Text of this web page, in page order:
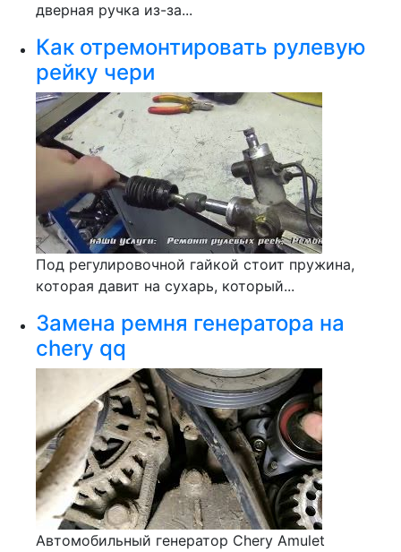
дверная ручка из-за...
Как отремонтировать рулевую
рейку чери
Под регулировочной гайкой стоит пружина,
которая давит на сухарь, который...
Замена ремня генератора на
chery qq
Автомобильный генератор Chery Amulet